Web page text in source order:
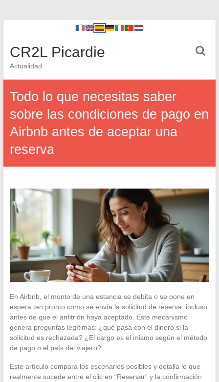
CR2L Picardie
Actualidad
Todo lo que necesitas saber
sobre las condiciones de pago en
Airbnb antes de aceptar una
reserva
En Airbnb, el monto de una estancia se debita o se pone en
espera tan pronto como se envía la solicitud de reserva, incluso
antes de que el anfitrión haya aceptado. Este mecanismo
genera preguntas legítimas: ¿qué pasa con el dinero si la
solicitud es rechazada? ¿El cargo es el mismo según el método
de pago o el país del viajero?
Este artículo compara los escenarios posibles y detalla lo que
realmente sucede entre el clic en “Reservar” y la confirmación